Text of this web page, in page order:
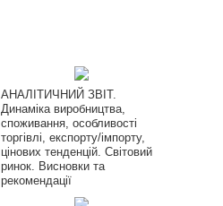
АНАЛІТИЧНИЙ ЗВІТ.
Динаміка виробництва,
споживання, особливості
торгівлі, експорту/імпорту,
цінових тенденцій. Світовий
ринок. Висновки та
рекомендації